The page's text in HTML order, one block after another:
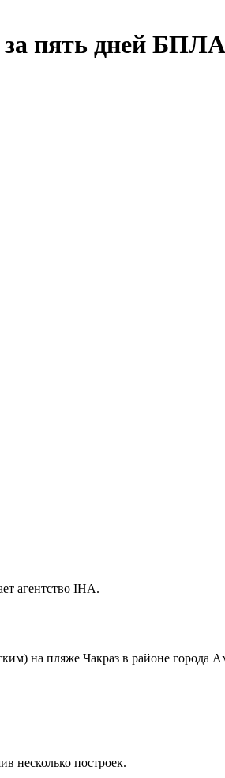
за пять дней БПЛА
агентство IHA.
на пляже Чакраз в районе города
несколько построек.